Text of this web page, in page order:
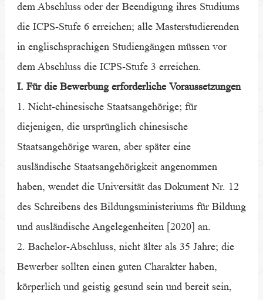
dem Abschluss oder der Beendigung ihres Studiums
die ICPS-Stufe 6 erreichen; alle Masterstudierenden
in englischsprachigen Studiengängen müssen vor
dem Abschluss die ICPS-Stufe 3 erreichen.
I. Für die Bewerbung erforderliche Voraussetzungen
1. Nicht-chinesische Staatsangehörige; für
diejenigen, die ursprünglich chinesische
Staatsangehörige waren, aber später eine
ausländische Staatsangehörigkeit angenommen
haben, wendet die Universität das Dokument Nr. 12
des Schreibens des Bildungsministeriums für Bildung
und ausländische Angelegenheiten [2020] an.
2. Bachelor-Abschluss, nicht älter als 35 Jahre; die
Bewerber sollten einen guten Charakter haben,
körperlich und geistig gesund sein und bereit sein,